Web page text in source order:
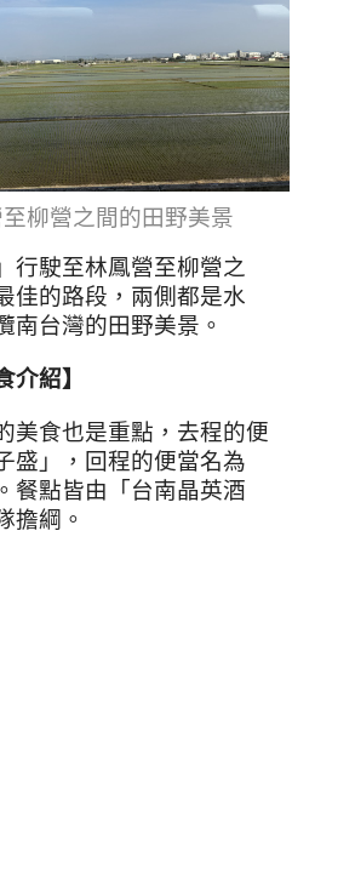
柳營之間的田野美景
行駛至林鳳營至柳營之
佳的路段，兩側都是水
南台灣的田野美景。
介紹】
美食也是重點，去程的便
盛」，回程的便當名為
餐點皆由「台南晶英酒
擔綱。